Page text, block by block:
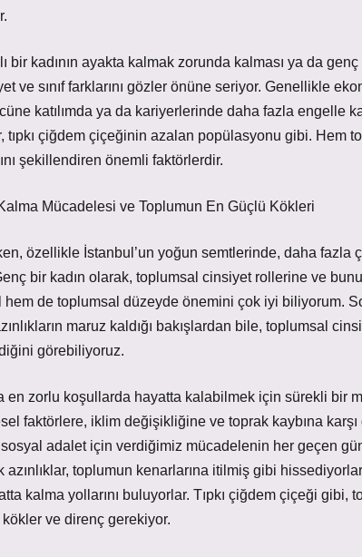
bir kadının ayakta kalmak zorunda kalması ya da
ve sınıf farklarını gözler önüne seriyor. Genellikle
katılımda ya da kariyerlerinde daha fazla engelle
tıpkı çiğdem çiçeğinin azalan popülasyonu gibi. Hem
şekillendiren önemli faktörlerdir.
Mücadelesi ve Toplumun En Güçlü Kökleri
özellikle İstanbul’un yoğun semtlerinde, daha
bir kadın olarak, toplumsal cinsiyet rollerine ve bunun
de toplumsal düzeyde önemini çok iyi biliyorum.
maruz kaldığı bakışlardan bile, toplumsal
görebiliyoruz.
en zorlu koşullarda hayatta kalabilmek için sürekli bir
faktörlere, iklim değişikliğine ve toprak kaybına
adalet için verdiğimiz mücadelenin her geçen
azınlıklar, toplumun kenarlarına itilmiş gibi
kalma yollarını buluyorlar. Tıpkı çiğdem çiçeği
ve direnç gerekiyor.